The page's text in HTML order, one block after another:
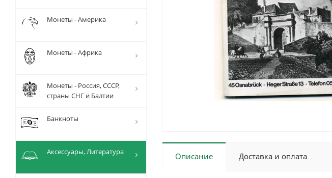
Описание Доставка и оплата
Монеты - Америка
Монеты - Африка
Монеты - Россия, СССР,
страны СНГ и Балтии
Банкноты
Аксессуары, Литература